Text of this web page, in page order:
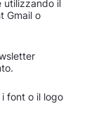
utilizzando il
Gmail o
font o il logo